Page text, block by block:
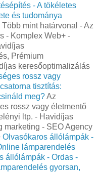
- A tökéletes
és tudománya
mint határvonal - Az
- Komplex Web+ -
Prémium
keresőoptimalizálás
rossz vagy
tisztítás:
meg?Az
rossz vagy életmentő
ltp. - Havidíjas
marketing - SEO Agency
Olvasókaros állólámpák -
lámparendelés
állólámpák - Ordas -
gyorsan,